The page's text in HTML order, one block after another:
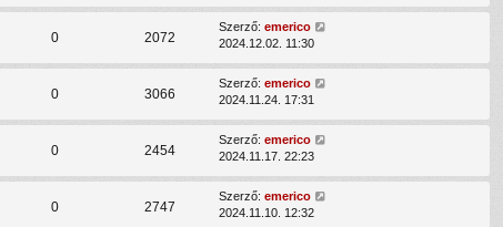
0 2072
Szerző: emerico
2024.12.02. 11:30
0 3066
Szerző: emerico
2024.11.24. 17:31
0 2454
Szerző: emerico
2024.11.17. 22:23
0 2747
Szerző: emerico
2024.11.10. 12:32